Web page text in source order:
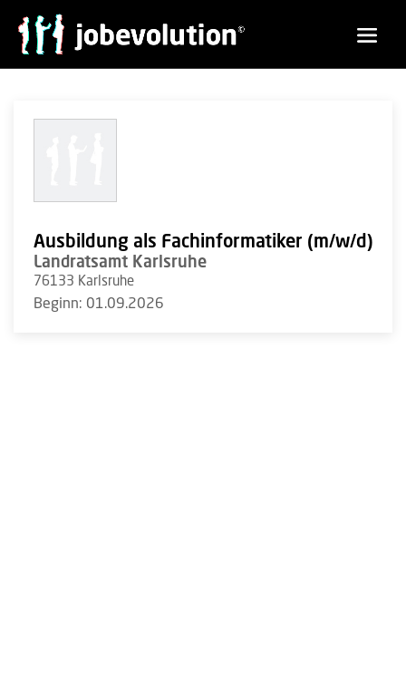
Ausbildung als Fachinformatiker (m/w/d)
Landratsamt Karlsruhe
76133 Karlsruhe
Beginn: 01.09.2026